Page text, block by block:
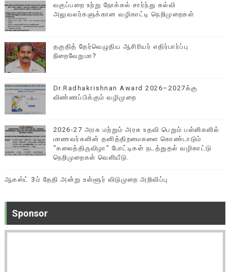
வகுப்பறை உற்று நோக்கல் சார்ந்து கல்வி
அலுவலர்களுக்கான வழிகாட்டி நெறிமுறைகள்
தகுதித் தேர்வெழுதிய ஆசிரியர் எதிர்பார்ப்பு
நிறைவேறுமா?
Dr.Radhakrishnan Award 2026–2027க்கு
விண்ணப்பிக்கும் வழிமுறை
2026-27 அரசு மற்றும் அரசு உதவி பெறும் பள்ளிகளில்
மாணவர்களின் தனித்திறமைகளை கொண்டாடும்
"கலைத்திருவிழா" போட்டிகள் நடத்துதல் வழிகாட்டு
நெறிமுறைகள் வெளியீடு.
ஆகஸ்ட் 3ம் தேதி அன்று உள்ளூர் விடுமுறை அறிவிப்பு
Sponsor